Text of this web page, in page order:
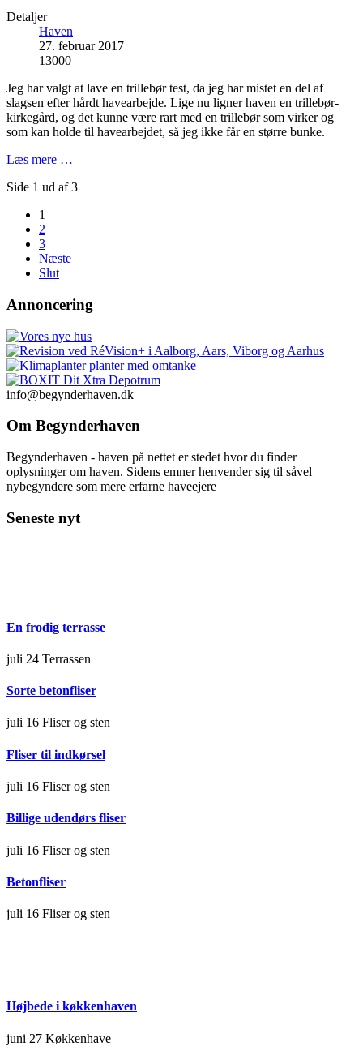
Detaljer
Haven
27. februar 2017
13000
Jeg har valgt at lave en trillebør test, da jeg har mistet en del af
slagsen efter hårdt havearbejde. Lige nu ligner haven en trillebør-
kirkegård, og det kunne være rart med en trillebør som virker og
som kan holde til havearbejdet, så jeg ikke får en større bunke.
Læs mere …
Side 1 ud af 3
1
2
3
Næste
Slut
Annoncering
info@begynderhaven.dk
Om Begynderhaven
Begynderhaven - haven på nettet er stedet hvor du finder
oplysninger om haven. Sidens emner henvender sig til såvel
nybegyndere som mere erfarne haveejere
Seneste nyt
En frodig terrasse
juli 24 Terrassen
Sorte betonfliser
juli 16 Fliser og sten
Fliser til indkørsel
juli 16 Fliser og sten
Billige udendørs fliser
juli 16 Fliser og sten
Betonfliser
juli 16 Fliser og sten
Højbede i køkkenhaven
juni 27 Køkkenhave